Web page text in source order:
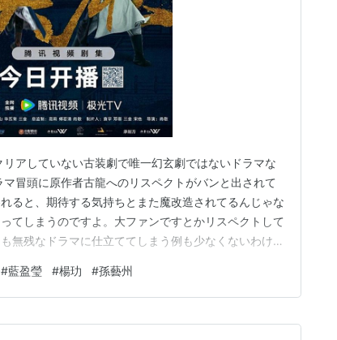
アしていない古装劇で唯一幻玄劇ではないドラマな
冒頭に原作者古龍へのリスペクトがバンと出されて
ると、期待する気持ちとまた魔改造されてるんじゃな
てしまうのですよ。大ファンですとかリスペクトして
無残なドラマに仕立ててしまう例も少なくないわけ
こえてきていて、過大な期待はかけらもしてなかった
ったようです。 原作者古龍…
#藍盈瑩 #楊玏 #孫藝州